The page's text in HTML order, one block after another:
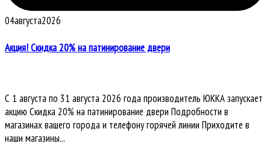
04августа2026
Акция! Скидка 20% на патинирование двери
С 1 августа по 31 августа 2026 года производитель ЮККА запускает
акцию Скидка 20% на патинирование двери Подробности в
магазинах вашего города и телефону горячей линии Приходите в
наши магазины...